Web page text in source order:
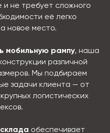
и не требует сложного
её легко
новое место.
мобильную рампу, наша
различной
Мы подбираем
задачи клиента — от
логистических
обеспечивает